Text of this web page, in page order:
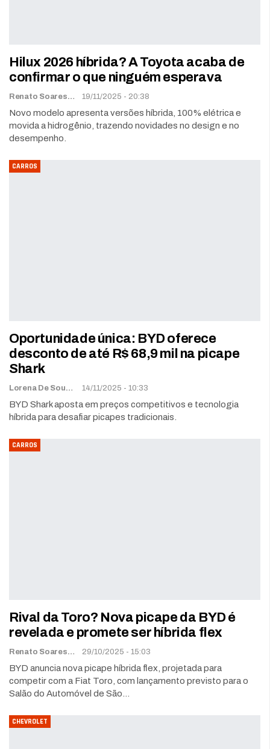
Hilux 2026 híbrida? A Toyota acaba de
confirmar o que ninguém esperava
Renato Soares 19/11/2025 - 20:38
Novo modelo apresenta versões híbrida, 100% elétrica e
movida a hidrogênio, trazendo novidades no design e no
desempenho.
CARROS
Oportunidade única: BYD oferece
desconto de até R$ 68,9 mil na picape
Shark
Lorena De Sousa 14/11/2025 - 10:33
BYD Shark aposta em preços competitivos e tecnologia
híbrida para desafiar picapes tradicionais.
CARROS
Rival da Toro? Nova picape da BYD é
revelada e promete ser híbrida flex
Renato Soares 29/10/2025 - 15:03
BYD anuncia nova picape híbrida flex, projetada para
competir com a Fiat Toro, com lançamento previsto para o
Salão do Automóvel de São…
CHEVROLET